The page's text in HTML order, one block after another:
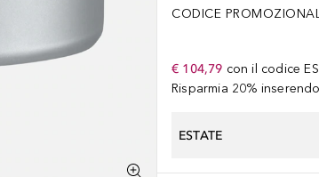
CODICE
€ 104,79 con il codice
Risparmia 20%
ESTATE